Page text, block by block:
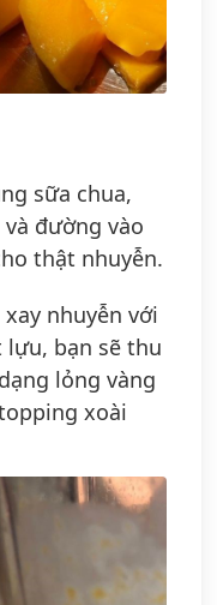
sữa chua,
đường vào
thật nhuyễn.
nhuyễn với
bạn sẽ thu
lỏng vàng
xoài